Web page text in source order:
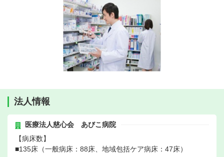
法人情報
医療法人慈心会 あびこ病院
【病床数】
■135床（一般病床：88床、地域包括ケア病床：47床）